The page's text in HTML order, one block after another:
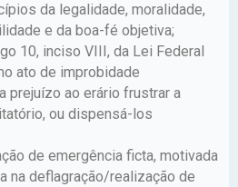
da legalidade, moralidade,
e da boa-fé objetiva;
10, inciso VIII, da Lei Federal
ato de improbidade
prejuízo ao erário frustrar a
ou dispensá-los
de emergência ficta, motivada
na deflagração/realização de